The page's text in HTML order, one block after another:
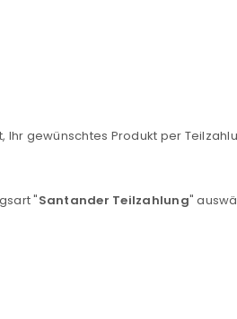
gewünschtes Produkt per
"Santander Teilzahlung"